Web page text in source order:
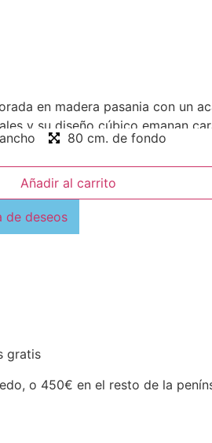
en madera pasania con un
y su diseño cúbico emanan
80 cm. de fondo
Añadir al carrito
de deseos
gratis
o 450€ en el resto de la